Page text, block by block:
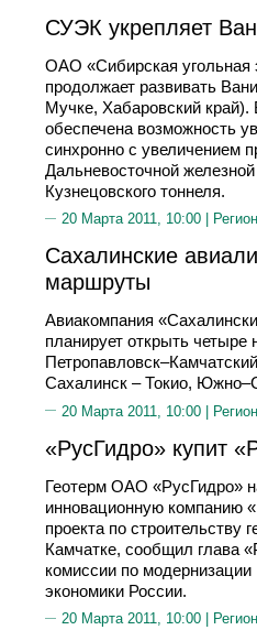
СУЭК укрепляет
ОАО «Сибирская угольная
продолжает развивать
Мучке, Хабаровский край).
обеспечена возможность
синхронно с увеличением
Дальневосточной
Кузнецовского тоннеля.
20 Марта 2011, 10:00 |
Сахалинские
маршруты
Авиакомпания
планирует открыть
Сахалинск – Токио,
20 Марта 2011, 10:00 |
«РусГидро» купит
Геотерм ОАО «РусГидро»
инновационную компанию
проекта по строительству
Камчатке, сообщил глава
комиссии по модернизации
экономики России.
20 Марта 2011, 10:00 |